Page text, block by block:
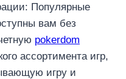
Популярные
вам без
pokerdom
ассортимента игр,
игру и